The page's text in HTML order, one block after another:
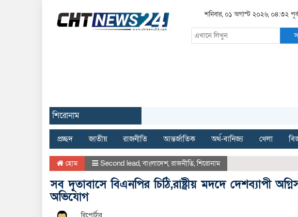
শনিবার, ০১ অগাস্ট ২০২৬, ০৪:৩২
শিরোনাম
প্রচ্ছদ জাতীয় রাজনীতি আন্তর্জাতিক অর্থ-বানিজ্য খেলা
হোম Second lead,বাংলাদেশ,রাজনীতি,শিরোনাম
সব দূতাবাসে বিএনপির চিঠি,রাষ্ট্রীয় মদদে দেশব্যাপী
অভিযোগ